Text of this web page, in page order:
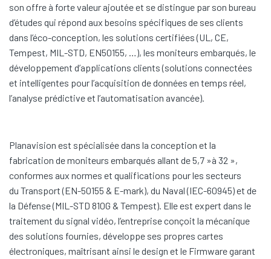
son offre à forte valeur ajoutée et se distingue par son bureau
d’études qui répond aux besoins spécifiques de ses clients
dans l’éco-conception, les solutions certifiées (UL, CE,
Tempest, MIL-STD, EN50155, …), les moniteurs embarqués, le
développement d’applications clients (solutions connectées
et intelligentes pour l’acquisition de données en temps réel,
l’analyse prédictive et l’automatisation avancée).
Planavision est spécialisée dans la conception et la
fabrication de moniteurs embarqués allant de 5,7 »à 32 »,
conformes aux normes et qualifications pour les secteurs
du Transport (EN-50155 & E-mark), du Naval (IEC-60945) et de
la Défense (MIL-STD 810G & Tempest). Elle est expert dans le
traitement du signal vidéo, l’entreprise conçoit la mécanique
des solutions fournies, développe ses propres cartes
électroniques, maîtrisant ainsi le design et le Firmware garant